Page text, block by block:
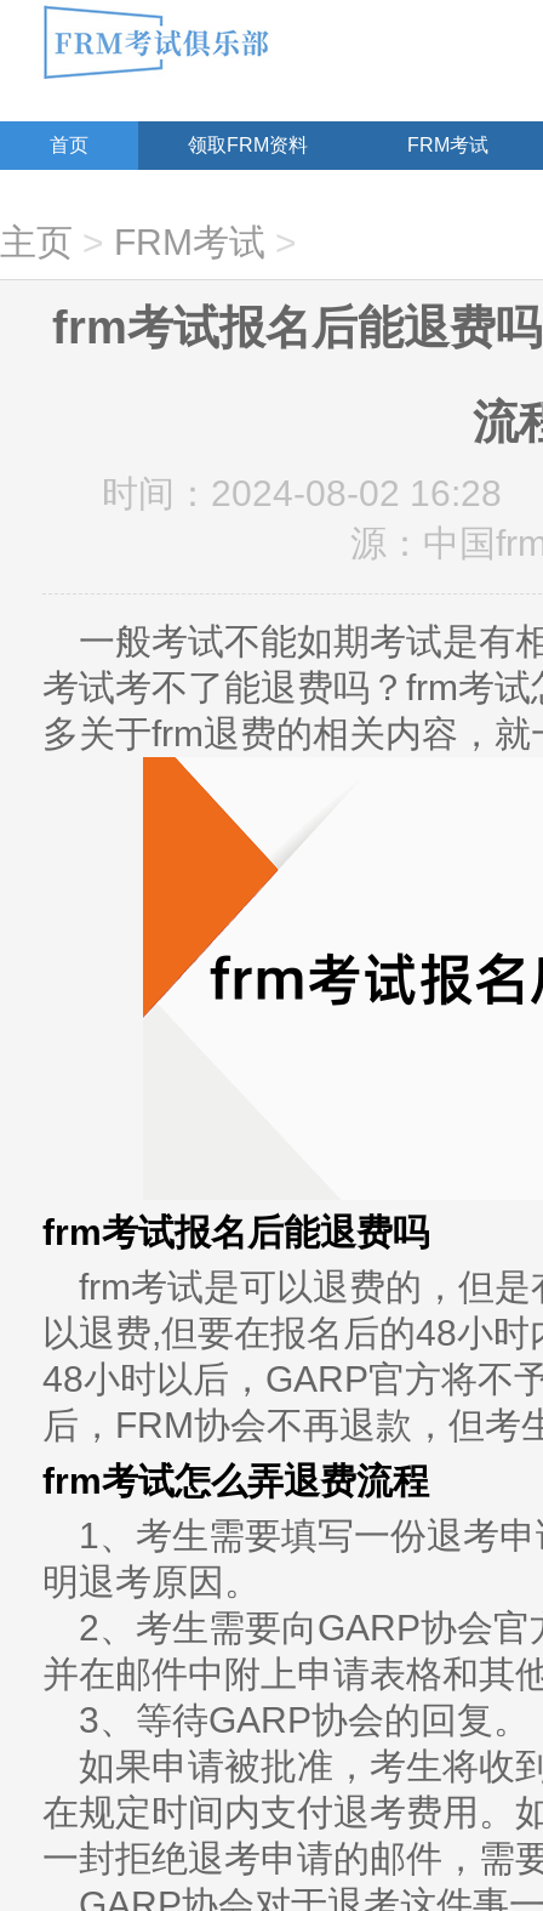
首页 领取FRM资料 FRM考试
主页 > FRM考试 >
frm考试报名后能退费
流
时间：2024-08-02 16:28
源：中国
一般考试不能如期考试是有
考试考不了能退费吗？frm考
多关于frm退费的相关内容，
frm考试报名后能退费吗
frm考试是可以退费的，但
以退费,但要在报名后的48小
48小时以后，GARP官方将不
后，FRM协会不再退款，但考
frm考试怎么弄退费流程
1、考生需要填写一份退考
明退考原因。
2、考生需要向GARP协会
并在邮件中附上申请表格和其
3、等待GARP协会的回复。
如果申请被批准，考生将收
在规定时间内支付退考费用。
一封拒绝退考申请的邮件，需